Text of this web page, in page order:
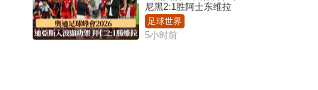
尼黑2:1胜阿士东维拉
足球世界
5小时前